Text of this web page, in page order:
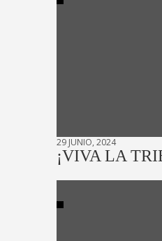
29 JUNIO, 2024
¡VIVA LA